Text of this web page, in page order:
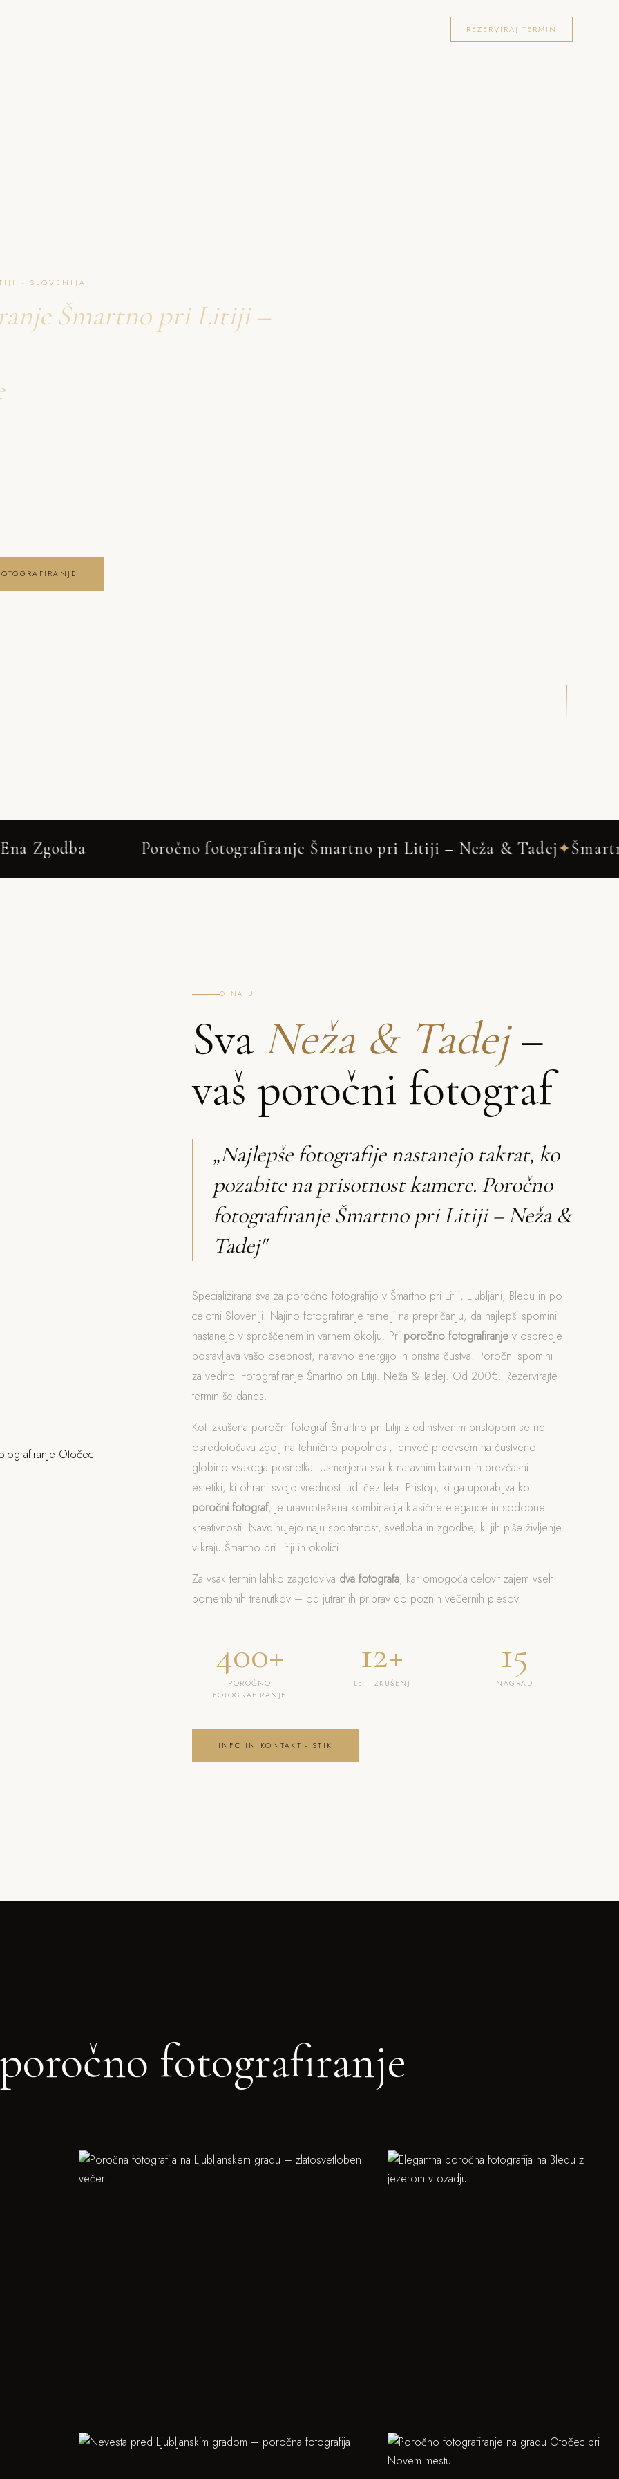
REZERVIRAJ TERMIN
· SLOVENIJA
Šmartno pri Litiji –
Šmartno pri Litiji
Poročno fotografiranje Šmartno pri Litiji – Neža & Tadej✦Šmartno pri Litiji
O NAJU
Sva Neža & Tadej–
vaš poročni fotograf
„Najlepše fotografije nastanejo takrat, ko
pozabite na prisotnost kamere. Poročno
fotografiranje Šmartno pri Litiji – Neža &
Tadej"
Specializirana sva za poročno fotografijo v Šmartno pri Litiji, Ljubljani, Bledu in po
celotni Sloveniji. Najino fotografiranje temelji na prepričanju, da najlepši spomini
nastanejo v sproščenem in varnem okolju. Pri poročno fotografiranjev ospredje
postavljava vašo osebnost, naravno energijo in pristna čustva. Poročni spomini
za vedno. Fotografiranje Šmartno pri Litiji. Neža & Tadej. Od 200€. Rezervirajte
termin še danes.
Kot izkušena poročni fotograf Šmartno pri Litiji z edinstvenim pristopom se ne
osredotočava zgolj na tehnično popolnost, temveč predvsem na čustveno
globino vsakega posnetka. Usmerjena sva k naravnim barvam in brezčasni
estetiki, ki ohrani svojo vrednost tudi čez leta. Pristop, ki ga uporabljva kot
poročni fotograf, je uravnotežena kombinacija klasične elegance in sodobne
kreativnosti. Navdihujejo naju spontanost, svetloba in zgodbe, ki jih piše življenje
v kraju Šmartno pri Litiji in okolici.
Za vsak termin lahko zagotoviva dva fotografa, kar omogoča celovit zajem vseh
pomembnih trenutkov – od jutranjih priprav do poznih večernih plesov.
400+
POROČNO
FOTOGRAFIRANJE
12+
LET IZKUŠENJ
15
NAGRAD
INFO IN KONTAKT - STIK
fotografiranje